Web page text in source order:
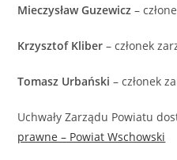
Mieczysław Guzewicz–
Krzysztof Kliber– członek
Tomasz Urbański– członek
Uchwały Zarządu Powiatu
prawne – Powiat Wschowski